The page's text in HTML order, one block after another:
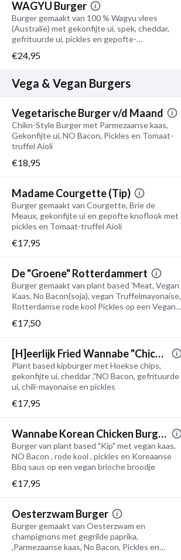
WAGYU Burger
Burger gemaakt van 100 % Wagyu vlees
(Australië) met gekonfijte ui, spek, cheddar,
gefrituurde ui, pickles en gepofte-
€24,95
Vega & Vegan Burgers
Vegetarische Burger v/d Maand
Chikn-Style Burger met Parmezaanse kaas,
Gekonfijte ui, NO Bacon, Pickles en Tomaat-
truffel Aioli
€18,95
Madame Courgette (Tip)
Burger gemaakt van Courgette, Brie de
Meaux, gekonfijte ui en gepofte knoflook met
pickles en Tomaat-truffel Aioli
€17,95
De "Groene" Rotterdammert
Burger gemaakt van plant based 'Meat, Vegan
Kaas, No Bacon(soja), vegan Truffelmayonaise,
Rotterdamse rode kool Pickles op een Vegan
€17,50
[H]eerlijk Fried Wannabe "Chicken"
Plant based kipburger met Hoekse chips,
gekonfijte ui, cheddar ,"NO Bacon, gefrituurde
ui, chili-mayonaise en pickles
€17,95
Wannabe Korean Chicken Burger
Burger van plant based "Kip" met vegan kaas,
NO Bacon , rode kool , pickles en Koreaanse
Bbq saus op een vegan brioche broodje
€17,95
Oesterzwam Burger
Burger gemaakt van Oesterzwam en
champignons met gegrilde paprika,
,Parmezaanse kaas, No Bacon, Pickles en